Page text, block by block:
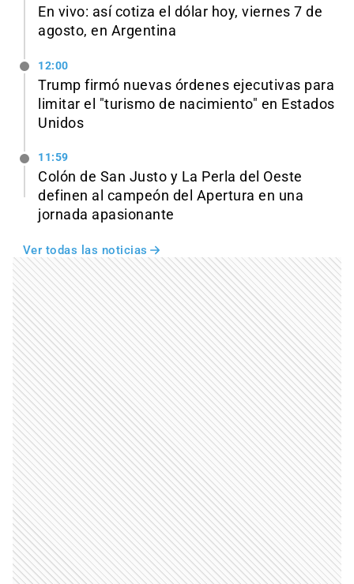
En vivo: así cotiza el dólar hoy, viernes 7 de
agosto, en Argentina
12:00
Trump firmó nuevas órdenes ejecutivas para
limitar el "turismo de nacimiento" en Estados
Unidos
11:59
Colón de San Justo y La Perla del Oeste
definen al campeón del Apertura en una
jornada apasionante
Ver todas las noticias